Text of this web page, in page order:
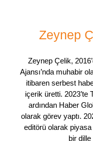
Zeynep
Zeynep Çelik,
Ajansı’nda muhabir
itibaren serbest
içerik üretti. 2023’te
ardından Haber
olarak görev yaptı.
editörü olarak
bir